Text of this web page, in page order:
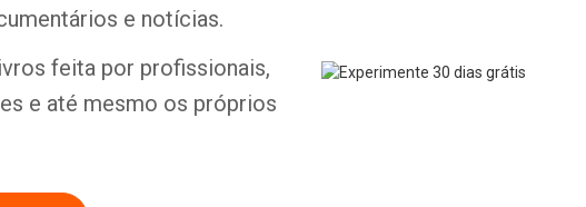
e notícias.
feita por profissionais,
e até mesmo os próprios